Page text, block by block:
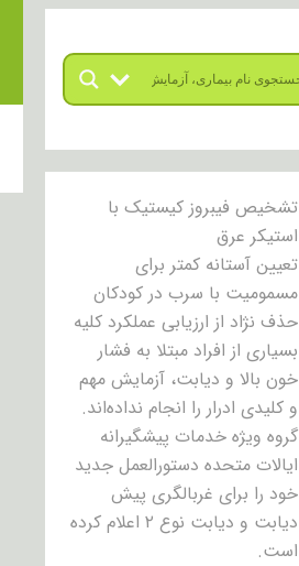
تشخیص فیبروز کیستیک با
استیکر عرق
تعیین آستانه کمتر برای
مسمومیت با سرب در کودکان
حذف نژاد از ارزیابی عملکرد کلیه
بسیاری از افراد مبتلا به فشار
خون بالا و دیابت، آزمایش مهم
و کلیدی ادرار را انجام نداده‌اند.
گروه ویژه خدمات پیشگیرانه
ایالات متحده دستورالعمل جدید
خود را برای غربالگری پیش
دیابت و دیابت نوع ۲ اعلام کرده
است.